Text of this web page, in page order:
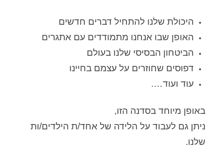
היכולת שלנו להתחיל דברים חדשים
האופן שבו אנחנו מתמודדים עם אתגרים
הביטחון הבסיסי שלנו בעולם
דפוסים שחוזרים על עצמם בחיינו
עוד ועוד….
באופן מיוחד בסדנה הזו,
ניתן גם לעבוד על הלידה של אחד/ת הילדים/ות
שלנו.